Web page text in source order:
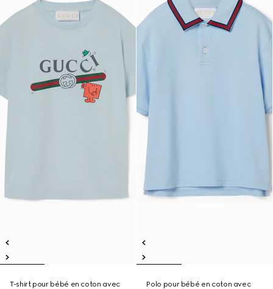
T-shirt pour bébé en coton avec
Polo pour bébé en coton avec